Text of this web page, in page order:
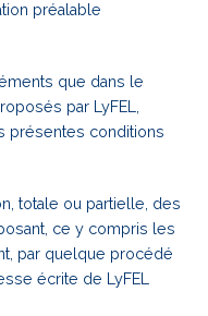
préalable
que dans le
par LyFEL,
présentes conditions
totale ou partielle, des
ce y compris les
par quelque procédé
écrite de LyFEL